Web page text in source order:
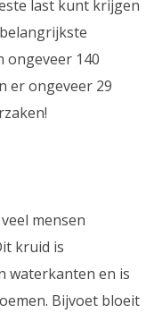
last kunt krijgen
ongeveer 140
er ongeveer 29
mensen
kruid is
waterkanten en is
Bijvoet bloeit